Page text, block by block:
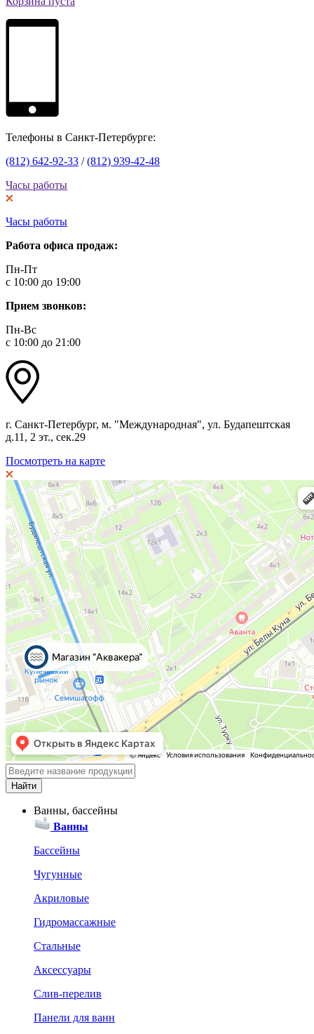
Телефоны в Санкт-Петербурге:
(812) 642-92-33 /(812) 939-42-48
Часы работы
Часы работы
Работа офиса продаж:
Пн-Пт
с 10:00 до 19:00
Прием звонков:
Пн-Вс
с 10:00 до 21:00
г. Санкт-Петербург, м. "Международная", ул. Будапештская
д.11, 2 эт., сек.29
Посмотреть на карте
Ванны, бассейны
Ванны
Бассейны
Чугунные
Акриловые
Гидромассажные
Стальные
Аксессуары
Слив-перелив
Панели для ванн